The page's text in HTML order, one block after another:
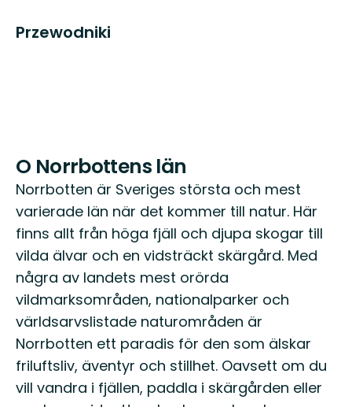
Przewodniki
O Norrbottens län
Norrbotten är Sveriges största och mest
varierade län när det kommer till natur. Här
finns allt från höga fjäll och djupa skogar till
vilda älvar och en vidsträckt skärgård. Med
några av landets mest orörda
vildmarksområden, nationalparker och
världsarvslistade naturområden är
Norrbotten ett paradis för den som älskar
friluftsliv, äventyr och stillhet. Oavsett om du
vill vandra i fjällen, paddla i skärgården eller